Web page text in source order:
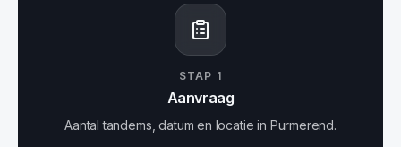
STAP 1
Aanvraag
Aantal tandems, datum en locatie in Purmerend.